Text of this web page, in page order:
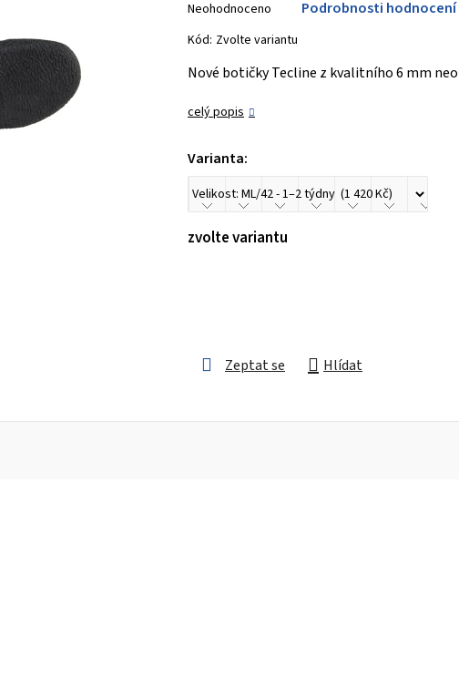
hodnocení
produktu
0,0
hvězdiček.
Neohodnoceno Podrobnosti hodnocení
Kód: Zvolte variantu
Nové botičky Tecline z kvalitního 6 mm
celý popis
Varianta:
zvolte variantu
Zeptat se Hlídat